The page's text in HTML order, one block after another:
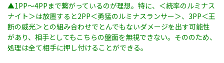
▲1PP～4PPまで繋がっているのが理想。特に、 ＜統率のルミナス
ナイト＞は放置すると2PP＜勇猛のルミナスランサー＞、3PP＜王
断の威光＞との組み合わせでとんでもないダメージを出す可能性
があり、 相手としてもこちらの盤面を無視できない。そののため、
処理は全て相手に押し付けることができる。